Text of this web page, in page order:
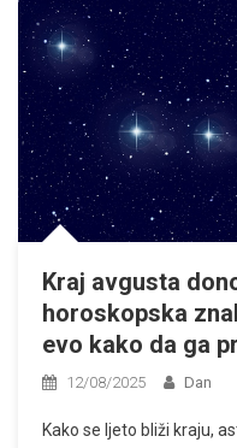
Kraj avgusta
horoskopska
evo kako da ga
12/08/2025 Dan
Kako se ljeto bliži kraju,